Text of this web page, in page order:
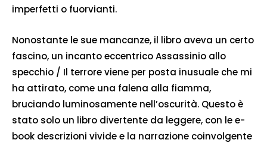
imperfetti o fuorvianti.
Nonostante le sue mancanze, il libro aveva un certo
fascino, un incanto eccentrico Assassinio allo
specchio / Il terrore viene per posta inusuale che mi
ha attirato, come una falena alla fiamma,
bruciando luminosamente nell’oscurità. Questo è
stato solo un libro divertente da leggere, con le e-
book descrizioni vivide e la narrazione coinvolgente